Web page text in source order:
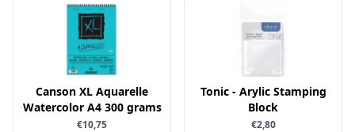
Prills
Pronty
Ranger
Rayher
Reprint
Canson XL Aquarelle
Watercolor A4 300 grams
€10,75
Tonic - Arylic Stamping
Block
€2,80